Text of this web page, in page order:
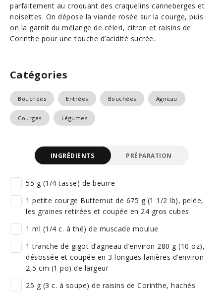
parfaitement au croquant des craquelins canneberges et
noisettes. On dépose la viande rosée sur la courge, puis
on la garnit du mélange de céleri, citron et raisins de
Corinthe pour une touche d’acidité sucrée.
Catégories
Bouchées Entrées Bouchées Agneau
Courges Légumes
INGRÉDIENTS PRÉPARATION
55 g (1/4 tasse) de beurre
1 petite courge Butternut de 675 g (1 1/2 lb), pelée,
les graines retirées et coupée en 24 gros cubes
1 ml (1/4 c. à thé) de muscade moulue
1 tranche de gigot d’agneau d’environ 280 g (10 oz),
désossée et coupée en 3 longues lanières d’environ
2,5 cm (1 po) de largeur
25 g (3 c. à soupe) de raisins de Corinthe, hachés